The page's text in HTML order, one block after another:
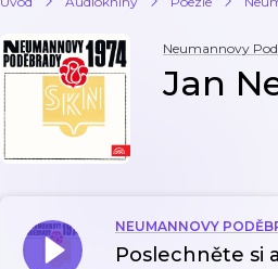
Neumannovy
Jan
NEUMANNOVY
Poslechněte si